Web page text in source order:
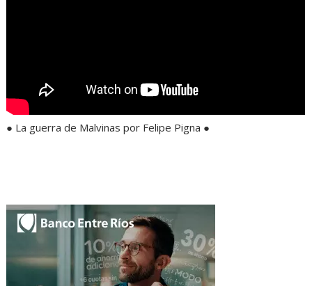
● La guerra de Malvinas por Felipe Pigna ●